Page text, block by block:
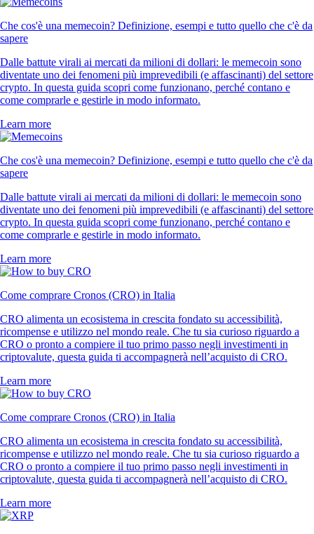
Che cos'è una memecoin? Definizione, esempi e tutto quello che c'è da
sapere
Dalle battute virali ai mercati da milioni di dollari: le memecoin sono
diventate uno dei fenomeni più imprevedibili (e affascinanti) del settore
crypto. In questa guida scopri come funzionano, perché contano e
come comprarle e gestirle in modo informato.
Learn more
Che cos'è una memecoin? Definizione, esempi e tutto quello che c'è da
sapere
Dalle battute virali ai mercati da milioni di dollari: le memecoin sono
diventate uno dei fenomeni più imprevedibili (e affascinanti) del settore
crypto. In questa guida scopri come funzionano, perché contano e
come comprarle e gestirle in modo informato.
Learn more
Come comprare Cronos (CRO) in Italia
CRO alimenta un ecosistema in crescita fondato su accessibilità,
ricompense e utilizzo nel mondo reale. Che tu sia curioso riguardo a
CRO o pronto a compiere il tuo primo passo negli investimenti in
criptovalute, questa guida ti accompagnerà nell’acquisto di CRO.
Learn more
Come comprare Cronos (CRO) in Italia
CRO alimenta un ecosistema in crescita fondato su accessibilità,
ricompense e utilizzo nel mondo reale. Che tu sia curioso riguardo a
CRO o pronto a compiere il tuo primo passo negli investimenti in
criptovalute, questa guida ti accompagnerà nell’acquisto di CRO.
Learn more